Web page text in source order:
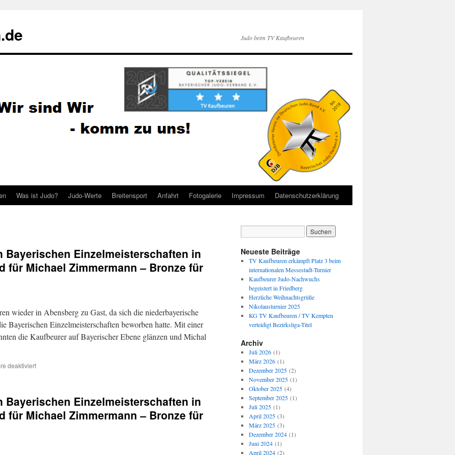
Judo beim TV Kaufbeuren
Was ist Judo? Judo-Werte Breitensport Anfahrt Fotogalerie Impressum Datenschutzerklärung
Bayerischen Einzelmeisterschaften in
für Michael Zimmermann – Bronze für
wieder in Abensberg zu Gast, da sich die niederbayerische
Bayerischen Einzelmeisterschaften beworben hatte. Mit einer
die Kaufbeurer auf Bayerischer Ebene glänzen und Michal
deaktiviertfür
den
Bayerischen
Einzelmeisterschaften
Bayerischen Einzelmeisterschaften in
für Michael Zimmermann – Bronze für
Neueste Beiträge
TV Kaufbeuren erkämpft Platz 3 beim
internationalen Messestadt-Turnier
Kaufbeurer Judo-Nachwuchs
begeistert in Friedberg
Herzliche Weihnachtsgrüße
Nikolausturnier 2025
KG TV Kaufbeuren / TV Kempten
verteidigt Bezirksliga-Titel
Archiv
Juli 2026(1)
März 2026(1)
Dezember 2025(2)
November 2025(1)
Oktober 2025(4)
September 2025(1)
Juli 2025(1)
April 2025(3)
März 2025(3)
Dezember 2024(1)
Juni 2024(1)
April 2024(2)